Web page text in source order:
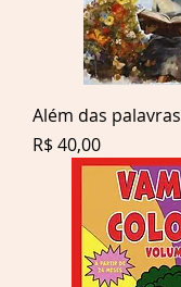
Além das palavras
Preço
R$ 40,00